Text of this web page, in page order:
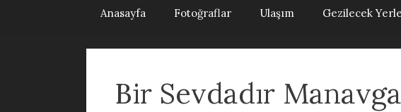
Anasayfa Fotoğraflar Ulaşım Gezilecek
Bir Sevdadır